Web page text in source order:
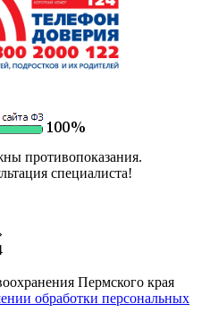
противопоказания.
специалиста!
Пермского края
обработки персональных